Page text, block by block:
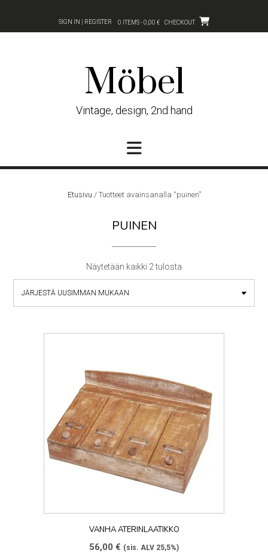
content
SIGN IN | REGISTER 0 ITEMS - 0,00 € CHECKOUT
Möbel
Vintage, design, 2nd hand
Etusivu / Tuotteet avainsanalla “puinen”
PUINEN
Näytetään kaikki 2 tulosta
by
VANHA ATERINLAATIKKO
56,00 € (sis. ALV 25,5%)